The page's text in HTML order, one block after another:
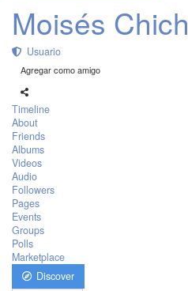
Moisés
Usuario
Agregar como amigo
Timeline
About
Friends
Albums
Videos
Audio
Followers
Pages
Events
Groups
Polls
Marketplace
Discover